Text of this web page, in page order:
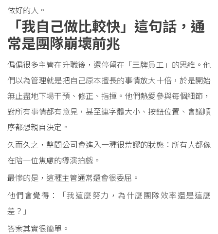
做好的人。
「我自己做比較快」這句話，通
常是團隊崩壞前兆
偏偏很多主管在升職後，還停留在「王牌員工」的思維。他
們以為管理就是把自己原本擅長的事情放大十倍，於是開始
無止盡地下場干預、修正、指揮。他們熱愛參與每個細節，
對所有事情都有意見，甚至連字體大小、按鈕位置、會議順
序都想親自決定。
久而久之，整間公司會進入一種很荒謬的狀態：所有人都像
在陪一位焦慮的導演拍戲。
最慘的是，這種主管通常還會很委屈。
他們會覺得：「我這麼努力，為什麼團隊效率還是這麼
差？」
答案其實很簡單。